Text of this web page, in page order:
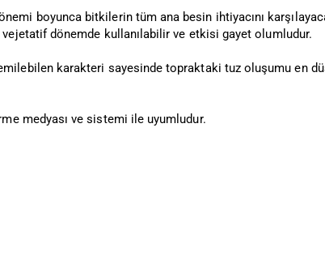
boyunca bitkilerin tüm ana besin ihtiyacını
dönemde kullanılabilir ve etkisi gayet olumludur.
karakteri sayesinde topraktaki tuz oluşumu en
medyası ve sistemi ile uyumludur.